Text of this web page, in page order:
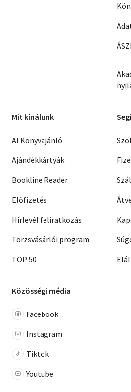
Mit kínálunk
AI Könyvajánló
Ajándékkártyák
Bookline Reader
Előfizetés
Hírlevél feliratkozás
Törzsvásárlói program
TOP 50
Közösségi média
Facebook
Instagram
Tiktok
Youtube